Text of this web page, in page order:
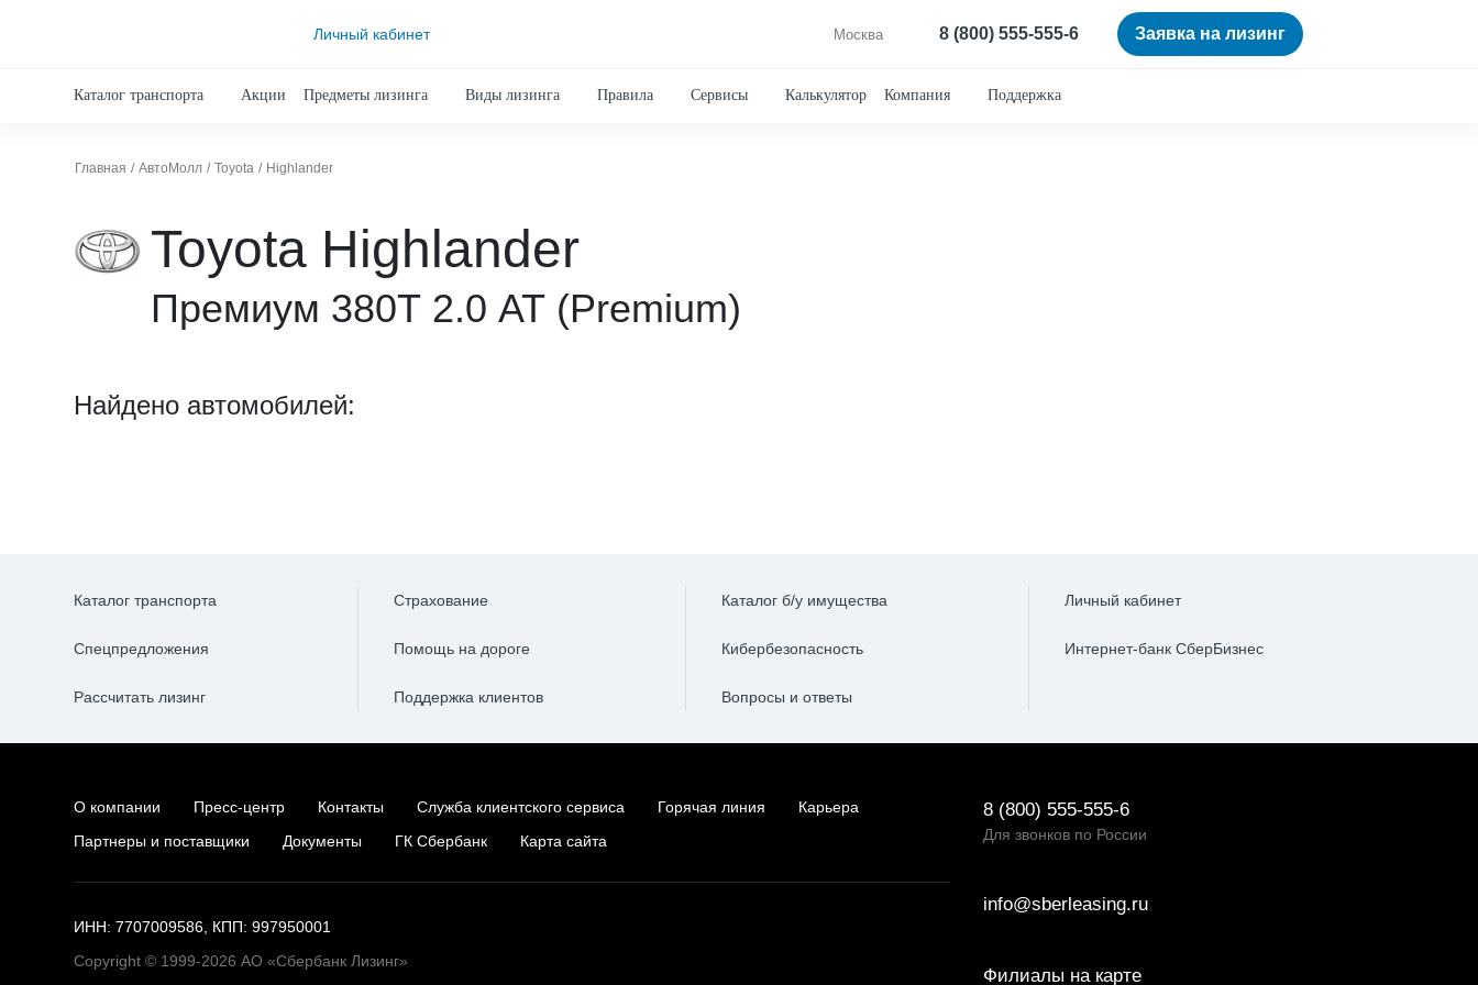
Личный кабинет Москва 8 (800) 555-555-6 Заявка на лизинг
Каталог транспорта Акции Предметы лизинга Виды лизинга Правила Сервисы Калькулятор Компания Поддержка
Главная АвтоМолл Toyota Highlander
Toyota Highlander
Премиум 380Т 2.0 АТ (Premium)
Найдено автомобилей:
Каталог транспорта
Спецпредложения
Рассчитать лизинг
Страхование
Помощь на дороге
Поддержка клиентов
Каталог б/у имущества
Кибербезопасность
Вопросы и ответы
Личный кабинет
Интернет-банк СберБизнес
О компании Пресс-центр Контакты Служба клиентского сервиса Горячая линия
Карьера
Партнеры и поставщики
Документы ГК Сбербанк Карта сайта
ИНН: 7707009586, КПП: 997950001
Copyright © 1999-2026 АО «Сбербанк Лизинг»
8 (800) 555-555-6
Для звонков по России
info@sberleasing.ru
Филиалы на карте